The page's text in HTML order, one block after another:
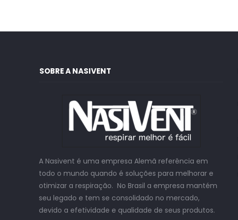
SOBRE A NASIVENT
A Nasivent é uma empresa Alemã referência em
todo o mundo quando é soluções para melhorar e
otimizar a respiração. No Brasil a empresa mantém
seu legado e tem se consolidado no mercado,
devido a efetividade e qualidade de seus produtos.